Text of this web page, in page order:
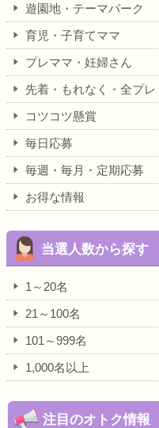
遊園地・テーマパーク
育児・子育てママ
プレママ・妊婦さん
先着・もれなく・全プレ
コツコツ懸賞
毎日応募
毎週・毎月・定期応募
お得な情報
当選人数から探す
1～20名
21～100名
101～999名
1,000名以上
注目のオトク情報